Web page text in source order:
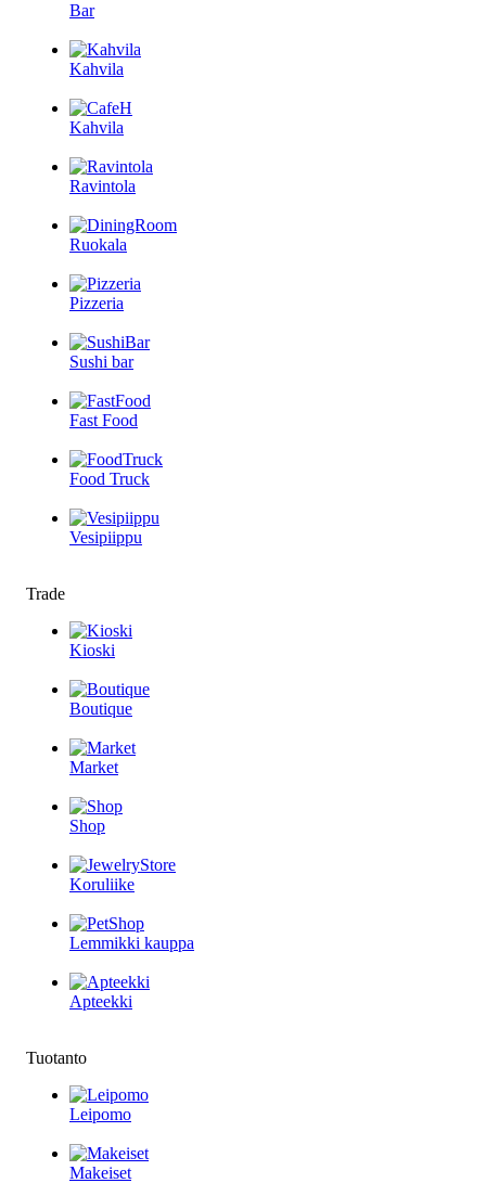
Bar
Kahvila
Kahvila
Ravintola
Ruokala
Pizzeria
Sushi bar
Fast Food
Food Truck
Vesipiippu
Trade
Kioski
Boutique
Market
Shop
Koruliike
Lemmikki kauppa
Apteekki
Tuotanto
Leipomo
Makeiset